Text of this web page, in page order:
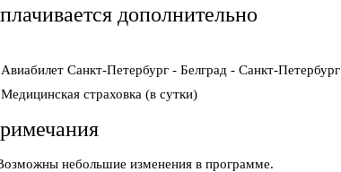
дополнительно
Санкт-Петербург - Белград - Санкт-Петербург
страховка (в сутки)
небольшие изменения в программе.